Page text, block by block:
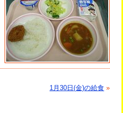
1月30日(金)の給食 »